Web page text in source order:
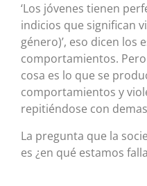
‘Los jóvenes tienen
indicios que significan
género)’, eso dicen los
comportamientos.
cosa es lo que se
comportamientos y
repitiéndose con
La pregunta que la
es ¿en qué estamos